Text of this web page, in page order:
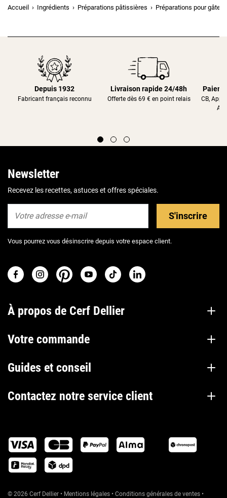
Accueil Ingrédients Préparations pâtissières Préparations pour
Depuis 1932
Fabricant français reconnu
Livraison rapide 24/48h
Offerte dès 69 € en point relais
CB,
Newsletter
Recevez les recettes, astuces et offres spéciales.
S'inscrire
Vous pourrez vous désinscrire depuis votre espace client.
À propos de Cerf Dellier
Votre commande
Guides et conseil
Contactez notre service client
© 2026 Cerf Dellier • Mentions légales • Conditions générales de ventes •